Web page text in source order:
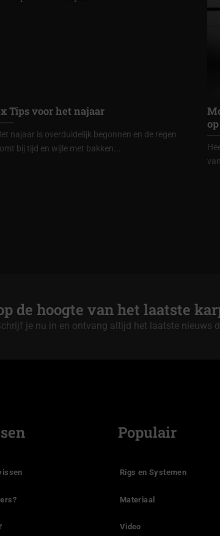
Tips voor het najaar
najaar is overduidelijk begonnen en de regen
bij tijd en wijle met bakken...
de hoogte van het laatste
je nu in en ontvang altijd het laatste nieuws
Populair
Rigs en Systemen
Materiaal
Video